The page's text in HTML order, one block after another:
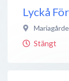
Lyckå
Stängt